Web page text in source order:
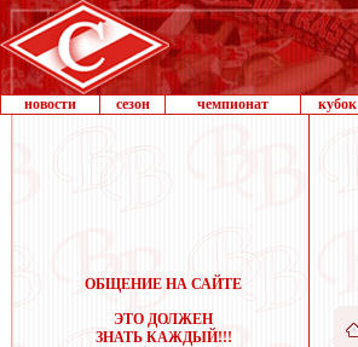
новости сезон чемпионат кубок
ОБЩЕНИЕ НА САЙТЕ
ЭТО ДОЛЖЕН
ЗНАТЬ КАЖДЫЙ!!!